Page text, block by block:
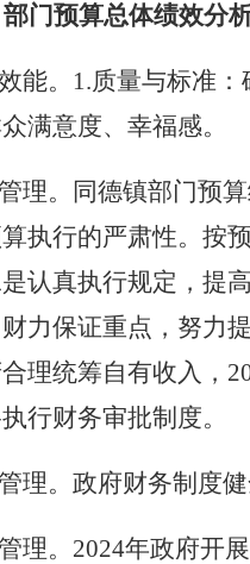
部门预算总体绩效分析
能。 1.质量与标准：
满意度、幸福感。
理。 同德镇部门预
执行的严肃性。按
认真执行规定，提
力保证重点，努力
合理统筹自有收入，
执行财务审批制度。
理。 政府财务制度
理。 2024年政府开